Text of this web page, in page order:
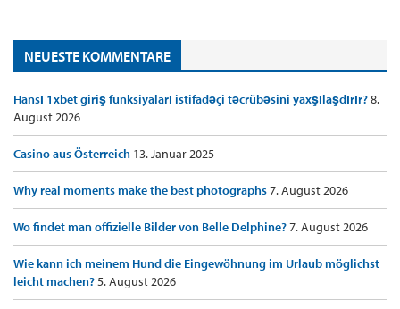
NEUESTE KOMMENTARE
Hansı 1xbet giriş funksiyaları istifadəçi təcrübəsini yaxşılaşdırır?8.
August 2026
Casino aus Österreich 13. Januar 2025
Why real moments make the best photographs7. August 2026
Wo findet man offizielle Bilder von Belle Delphine?7. August 2026
Wie kann ich meinem Hund die Eingewöhnung im Urlaub möglichst
leicht machen?5. August 2026